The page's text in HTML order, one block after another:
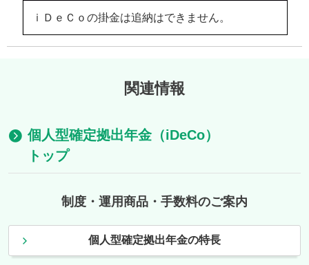
ｉＤｅＣｏの掛金は追納はできません。
関連情報
個人型確定拠出年金（iDeCo）
トップ
制度・運用商品・手数料のご案内
個人型確定拠出年金の特長